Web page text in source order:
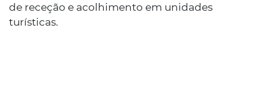
de receção e acolhimento em unidades
turísticas.